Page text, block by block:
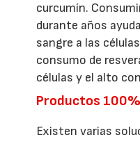
curcumín.
durante años
sangre a las
consumo de
células y el alto
Productos
Existen varias